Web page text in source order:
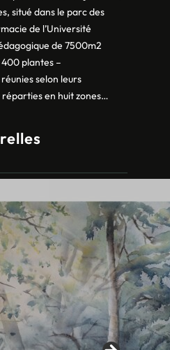
situé dans le parc des
de l’Université
de 7500m2
plantes –
selon leurs
en huit zones…